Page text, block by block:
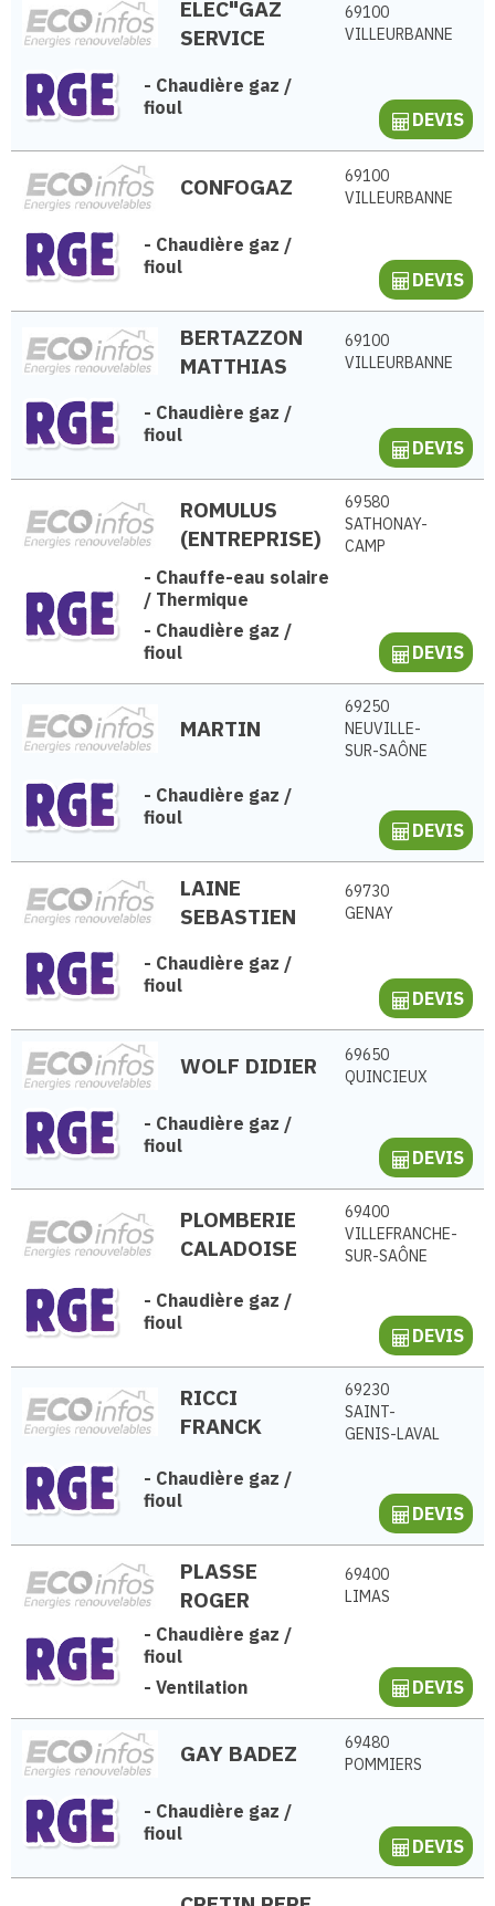
ELEC"GAZ
SERVICE
69100
VILLEURBANNE
- Chaudière gaz /
fioul
DEVIS
CONFOGAZ
69100
VILLEURBANNE
- Chaudière gaz /
fioul
DEVIS
BERTAZZON
MATTHIAS
69100
VILLEURBANNE
- Chaudière gaz /
fioul
DEVIS
ROMULUS
(ENTREPRISE)
69580
SATHONAY-
CAMP
- Chauffe-eau solaire
/ Thermique
- Chaudière gaz /
fioul
DEVIS
MARTIN
69250
NEUVILLE-
SUR-SAÔNE
- Chaudière gaz /
fioul
DEVIS
LAINE
SEBASTIEN
69730
GENAY
- Chaudière gaz /
fioul
DEVIS
WOLF DIDIER
69650
QUINCIEUX
- Chaudière gaz /
fioul
DEVIS
PLOMBERIE
CALADOISE
69400
VILLEFRANCHE-
SUR-SAÔNE
- Chaudière gaz /
fioul
DEVIS
RICCI
FRANCK
69230
SAINT-
GENIS-LAVAL
- Chaudière gaz /
fioul
DEVIS
PLASSE
ROGER
69400
LIMAS
- Chaudière gaz /
fioul
- Ventilation DEVIS
GAY BADEZ
69480
POMMIERS
- Chaudière gaz /
fioul
DEVIS